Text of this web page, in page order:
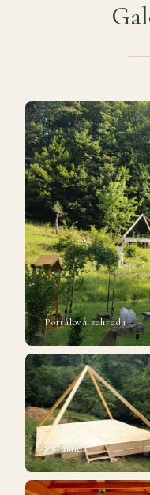
Portálová zahrada
Pyramida